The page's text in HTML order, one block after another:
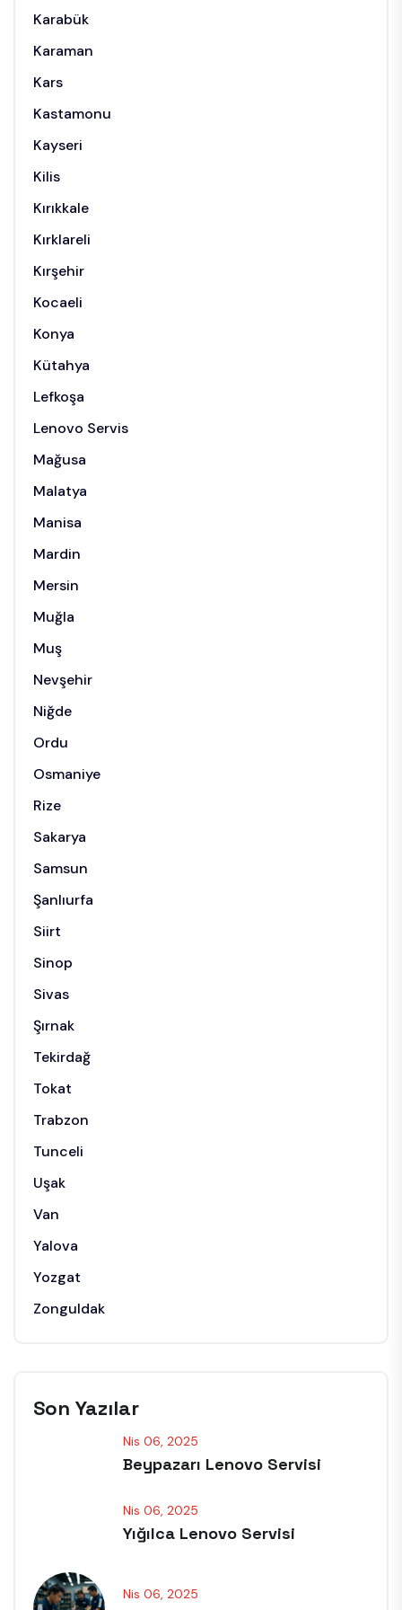
Karabük
Karaman
Kars
Kastamonu
Kayseri
Kilis
Kırıkkale
Kırklareli
Kırşehir
Kocaeli
Konya
Kütahya
Lefkoşa
Lenovo Servis
Mağusa
Malatya
Manisa
Mardin
Mersin
Muğla
Muş
Nevşehir
Niğde
Ordu
Osmaniye
Rize
Sakarya
Samsun
Şanlıurfa
Siirt
Sinop
Sivas
Şırnak
Tekirdağ
Tokat
Trabzon
Tunceli
Uşak
Van
Yalova
Yozgat
Zonguldak
Son Yazılar
Nis 06, 2025
Beypazarı Lenovo Servisi
Nis 06, 2025
Yığılca Lenovo Servisi
Nis 06, 2025